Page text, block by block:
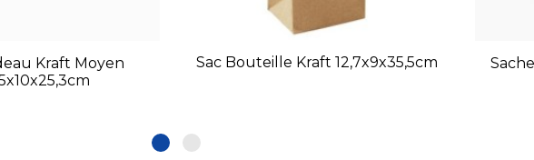
Kraft Moyen
Sac Bouteille Kraft 12,7x9x35,5cm